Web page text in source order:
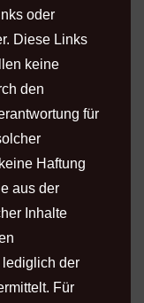
oder
Diese Links
keine
den
für
Haftung
aus der
Inhalte
lediglich der
Für